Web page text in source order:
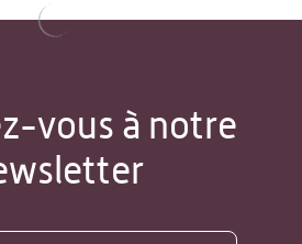
vous à notre